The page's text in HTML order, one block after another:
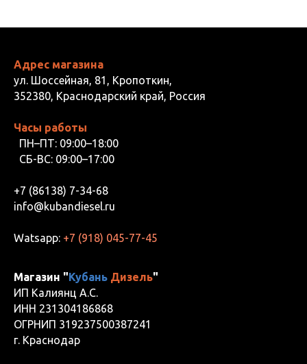
Адрес магазина
ул. Шоссейная, 81, Кропоткин,
352380, Краснодарский край, Россия
Часы работы
ПН–ПТ: 09:00–18:00
СБ-ВС: 09:00–17:00
+7 (86138) 7-34-68
info@kubandiesel.ru
Watsapp: +7 (918) 045-77-45
Магазин "Кубань Дизель"
ИП Калиянц А.С.
ИНН 231304186868
ОГРНИП 319237500387241
г. Краснодар